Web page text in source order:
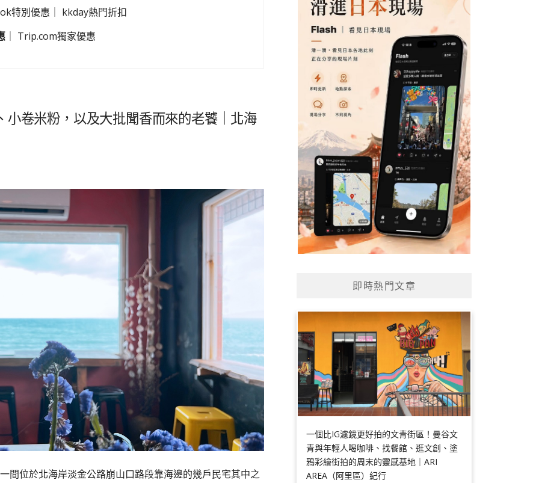
特別優惠
kkday熱門折扣
｜ Trip.com獨家優惠
小卷米粉，以及大批聞香而來的老饕｜北海
間位於北海岸淡金公路崩山口路段靠海邊的幾戶民宅其中之
即時熱門文章
一個比IG濾鏡更好拍的文青街區！曼谷文
青與年輕人喝咖啡、找餐館、逛文創、塗
鴉彩繪街拍的周末的靈感基地｜ARI
AREA（阿里區）紀行